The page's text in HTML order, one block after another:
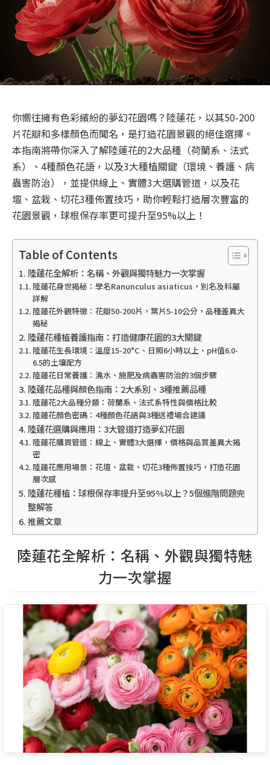
你嚮往擁有色彩繽紛的夢幻花園嗎？陸蓮花，以其50-200
片花瓣和多樣顏色而聞名，是打造花園景觀的絕佳選擇。
本指南將帶你深入了解陸蓮花的2大品種（荷蘭系、法式
系）、4種顏色花語，以及3大種植關鍵（環境、養護、病
蟲害防治），並提供線上、實體3大選購管道，以及花
壇、盆栽、切花3種佈置技巧，助你輕鬆打造層次豐富的
花園景觀，球根保存率更可提升至95%以上！
Table of Contents
陸蓮花全解析：名稱、外觀與獨特魅力一次掌握
陸蓮花身世揭秘：學名Ranunculus asiaticus，別名及科屬
詳解
陸蓮花外觀特徵：花瓣50-200片，葉片5-10公分，品種差異大
揭秘
陸蓮花種植養護指南：打造健康花園的3大關鍵
陸蓮花生長環境：溫度15-20°C、日照6小時以上、pH值6.0-
6.5的土壤配方
陸蓮花日常養護：澆水、施肥及病蟲害防治的3個步驟
陸蓮花品種與顏色指南：2大系別、3種推薦品種
陸蓮花2大品種分類：荷蘭系、法式系特性與價格比較
陸蓮花顏色密碼：4種顏色花語與3種送禮場合建議
陸蓮花選購與應用：3大管道打造夢幻花園
陸蓮花購買管道：線上、實體3大選擇，價格與品質差異大揭
密
陸蓮花應用場景：花壇、盆栽、切花3種佈置技巧，打造花園
層次感
陸蓮花種植：球根保存率提升至95%以上？5個進階問題完
整解答
推薦文章
陸蓮花全解析：名稱、外觀與獨特魅
力一次掌握